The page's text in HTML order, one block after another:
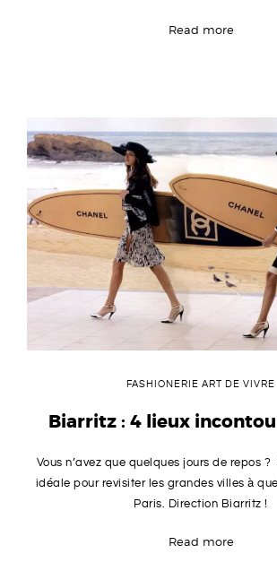
Read more
FASHIONERIE ART DE VIVRE
Biarritz : 4 lieux
Vous n’avez que quelques jours de repos ?
idéale pour revisiter les grandes villes à
Paris. Direction Biarritz !
Read more